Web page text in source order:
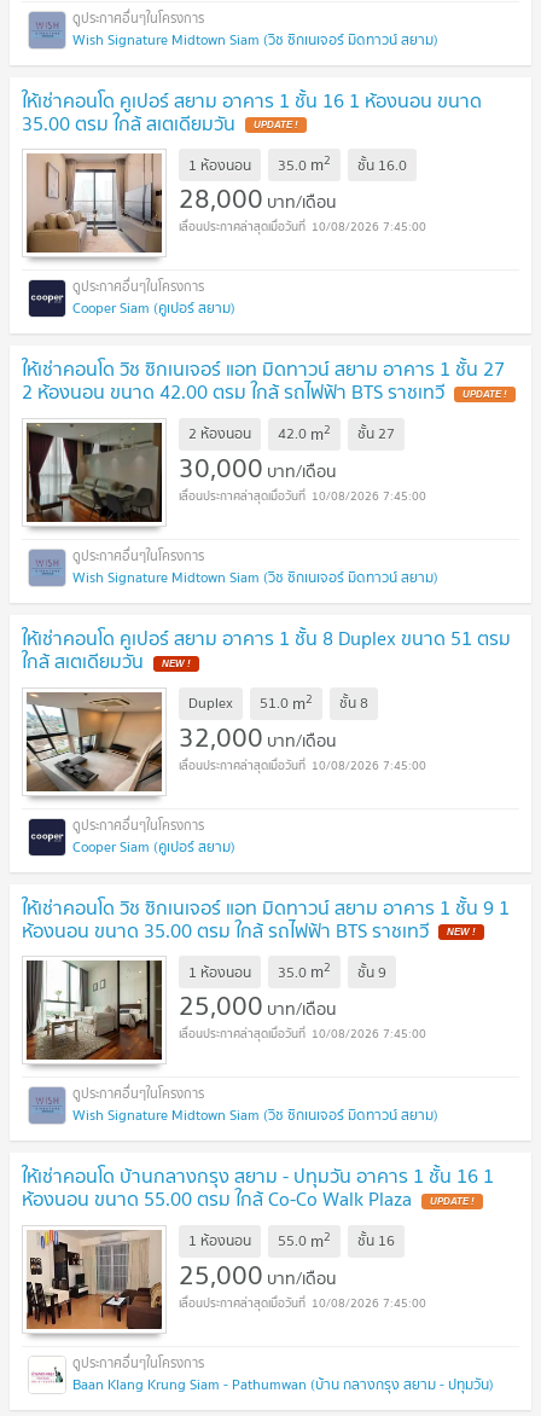
Wish Signature Midtown Siam (วิช ซิกเนเจอร์ มิดทาวน์ สยาม)
ให้เช่าคอนโด คูเปอร์ สยาม อาคาร 1 ชั้น 16 1 ห้องนอน ขนาด
35.00 ตรม ใกล้ สเตเดียมวัน UPDATE !
1 ห้องนอน 35.0 m2 ชั้น 16.0
28,000 บาท/เดือน
10/08/2026 7:45:00
Cooper Siam (คูเปอร์ สยาม)
ให้เช่าคอนโด วิช ซิกเนเจอร์ แอท มิดทาวน์ สยาม อาคาร 1 ชั้น 27
2 ห้องนอน ขนาด 42.00 ตรม ใกล้ รถไฟฟ้า BTS ราชเทวี UPDATE !
2 ห้องนอน 42.0 m2 ชั้น27
30,000 บาท/เดือน
10/08/2026 7:45:00
Wish Signature Midtown Siam (วิช ซิกเนเจอร์ มิดทาวน์ สยาม)
ให้เช่าคอนโด คูเปอร์ สยาม อาคาร 1 ชั้น 8 Duplex ขนาด 51 ตรม
ใกล้ สเตเดียมวัน NEW !
Duplex 51.0 m2 ชั้น8
32,000 บาท/เดือน
10/08/2026 7:45:00
Cooper Siam (คูเปอร์ สยาม)
ให้เช่าคอนโด วิช ซิกเนเจอร์ แอท มิดทาวน์ สยาม อาคาร 1 ชั้น 9 1
ห้องนอน ขนาด 35.00 ตรม ใกล้ รถไฟฟ้า BTS ราชเทวี NEW !
1 ห้องนอน 35.0 m2 ชั้น9
25,000 บาท/เดือน
10/08/2026 7:45:00
Wish Signature Midtown Siam (วิช ซิกเนเจอร์ มิดทาวน์ สยาม)
ให้เช่าคอนโด บ้านกลางกรุง สยาม - ปทุมวัน อาคาร 1 ชั้น 16 1
ห้องนอน ขนาด 55.00 ตรม ใกล้ Co-Co Walk Plaza UPDATE !
1 ห้องนอน 55.0 m2 ชั้น 16
25,000 บาท/เดือน
10/08/2026 7:45:00
Baan Klang Krung Siam - Pathumwan (บ้าน กลางกรุง สยาม - ปทุมวัน)